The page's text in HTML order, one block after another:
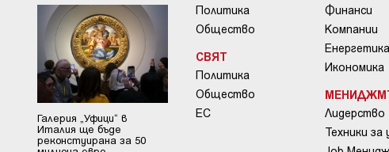
Галерия „Уфици“ в
Италия ще бъде
реконстуирана за 50
Политика
Общество
СВЯТ
Политика
Общество
ЕС
Финанси
Компании
Енергетика
Икономика
Лидерство
Техники за